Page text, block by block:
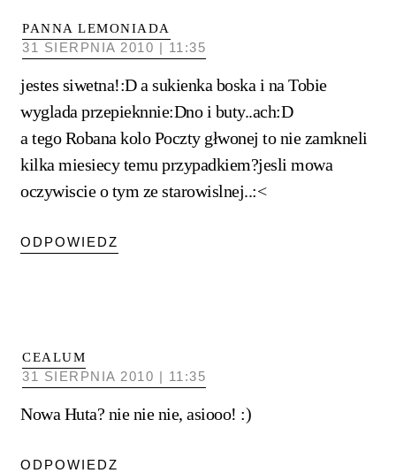
PANNA LEMONIADA
31 SIERPNIA 2010 | 11:35
jestes siwetna!:D a sukienka boska i na Tobie
wyglada przepieknnie:Dno i buty..ach:D
a tego Robana kolo Poczty głwonej to nie zamkneli
kilka miesiecy temu przypadkiem?jesli mowa
oczywiscie o tym ze starowislnej..:<
ODPOWIEDZ
CEALUM
31 SIERPNIA 2010 | 11:35
Nowa Huta? nie nie nie, asiooo! :)
ODPOWIEDZ